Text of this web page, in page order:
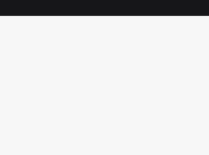
من